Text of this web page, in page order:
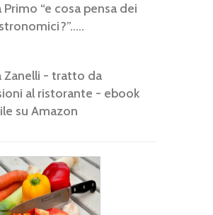
“e cosa pensa dei
- tratto da
al ristorante - ebook
su Amazon